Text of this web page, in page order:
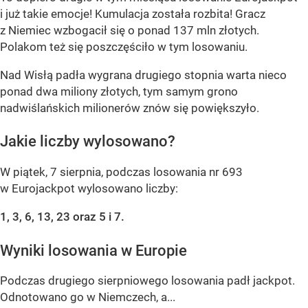
i już takie emocje! Kumulacja została rozbita! Gracz
z Niemiec wzbogacił się o ponad 137 mln złotych.
Polakom też się poszczęściło w tym losowaniu.
Nad Wisłą padła wygrana drugiego stopnia warta nieco
ponad dwa miliony złotych, tym samym grono
nadwiślańskich milionerów znów się powiększyło.
Jakie liczby wylosowano?
W piątek, 7 sierpnia, podczas losowania nr 693
w Eurojackpot wylosowano liczby:
1, 3, 6, 13, 23 oraz 5 i 7.
Wyniki losowania w Europie
Podczas drugiego sierpniowego losowania padł jackpot.
Odnotowano go w Niemczech, a...